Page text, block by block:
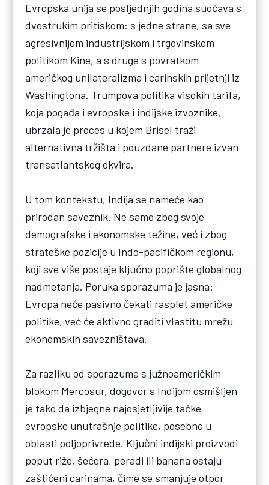
Evropska unija se posljednjih godina suočava s
dvostrukim pritiskom: s jedne strane, sa sve
agresivnijom industrijskom i trgovinskom
politikom Kine, a s druge s povratkom
američkog unilateralizma i carinskih prijetnji iz
Washingtona. Trumpova politika visokih tarifa,
koja pogađa i evropske i indijske izvoznike,
ubrzala je proces u kojem Brisel traži
alternativna tržišta i pouzdane partnere izvan
transatlantskog okvira.
U tom kontekstu, Indija se nameće kao
prirodan saveznik. Ne samo zbog svoje
demografske i ekonomske težine, već i zbog
strateške pozicije u Indo-pacifičkom regionu,
koji sve više postaje ključno poprište globalnog
nadmetanja. Poruka sporazuma je jasna:
Evropa neće pasivno čekati rasplet američke
politike, već će aktivno graditi vlastitu mrežu
ekonomskih savezništava.
Za razliku od sporazuma s južnoameričkim
blokom Mercosur, dogovor s Indijom osmišljen
je tako da izbjegne najosjetljivije tačke
evropske unutrašnje politike, posebno u
oblasti poljoprivrede. Ključni indijski proizvodi
poput riže, šećera, peradi ili banana ostaju
zaštićeni carinama, čime se smanjuje otpor